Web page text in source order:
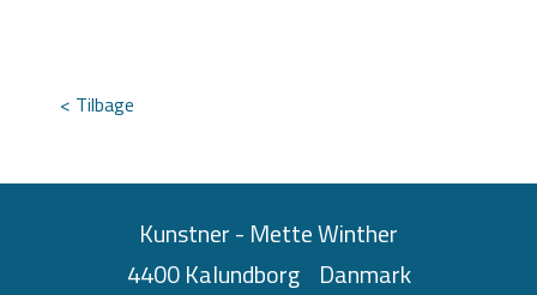
< Tilbage
Kunstner - Mette Winther
4400 Kalundborg Danmark